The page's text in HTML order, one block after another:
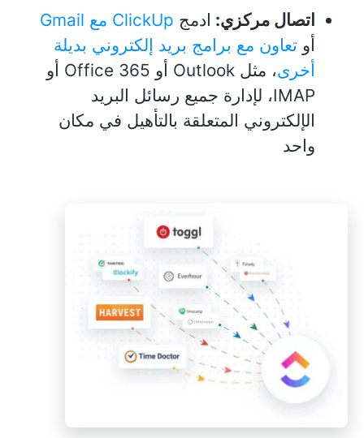
اتصال مركزي: ادمج ClickUp مع Gmail
أو تعاون مع برامج بريد إلكتروني بديلة
أخرى
، مثل Outlook أو Office 365 أو
IMAP، لإدارة جميع رسائل البريد
الإلكتروني المتعلقة بالتأهيل في مكان
واحد